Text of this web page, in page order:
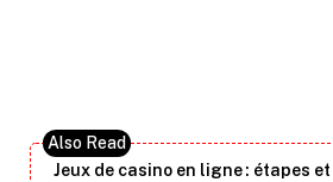
Jeux de casino en ligne : étapes